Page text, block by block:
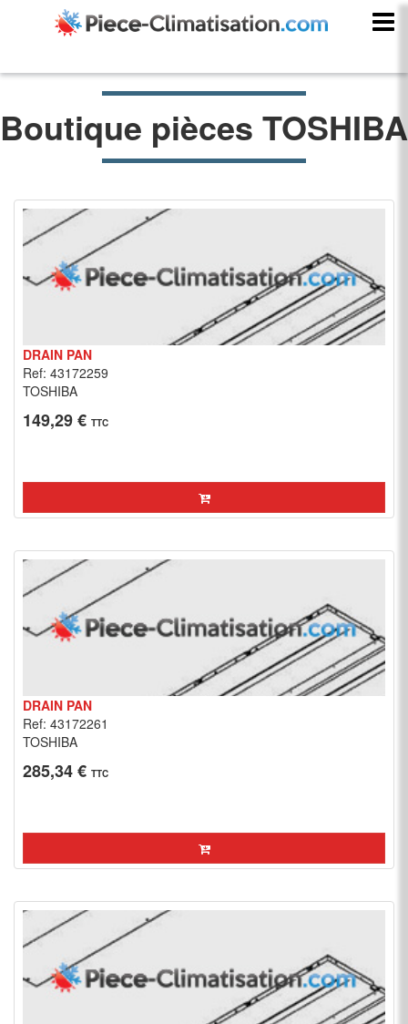
Boutique pièces TOSHIBA
DRAIN PAN
Ref: 43172259
TOSHIBA
149,29 € TTC
DRAIN PAN
Ref: 43172261
TOSHIBA
285,34 € TTC